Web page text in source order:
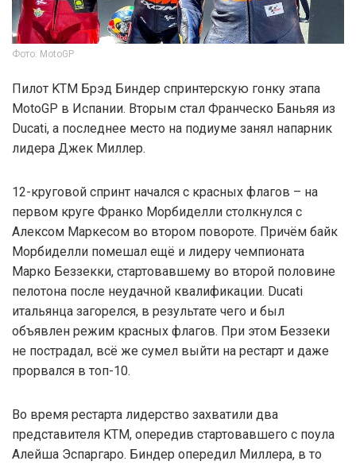
Фото: MotoGP
Пилот KTM Брэд Биндер спринтерскую гонку этапа
MotoGP в Испании. Вторым стал Франческо Баньяя из
Ducati, а последнее место на подиуме занял напарник
лидера Джек Миллер.
12-круговой спринт начался с красных флагов – на
первом круге Франко Морбиделли столкнулся с
Алексом Маркесом во втором повороте. Причём байк
Морбиделли помешал ещё и лидеру чемпионата
Марко Беззекки, стартовавшему во второй половине
пелотона после неудачной квалификации. Ducati
итальянца загорелся, в результате чего и был
объявлен режим красных флагов. При этом Беззеки
не пострадал, всё же сумел выйти на рестарт и даже
прорвался в топ-10.
Во время рестарта лидерство захватили два
представителя KTM, опередив стартовавшего с поула
Алейша Эспаргаро. Биндер опередил Миллера, в то